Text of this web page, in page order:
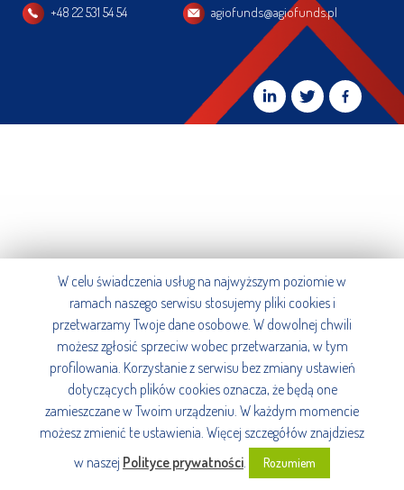
+48 22 531 54 54 agiofunds@agiofunds.pl
W celu świadczenia usług na najwyższym poziomie w
ramach naszego serwisu stosujemy pliki cookies i
przetwarzamy Twoje dane osobowe. W dowolnej chwili
możesz zgłosić sprzeciw wobec przetwarzania, w tym
profilowania. Korzystanie z serwisu bez zmiany ustawień
dotyczących plików cookies oznacza, że będą one
zamieszczane w Twoim urządzeniu. W każdym momencie
możesz zmienić te ustawienia. Więcej szczegółów znajdziesz
w naszej Polityce prywatności. Rozumiem